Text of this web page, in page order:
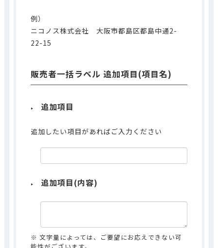
例）
ニコノス株式会社 大阪市都島区都島中通2-
22-15
販売者一括ラベル 追加項目(項目名)
追加項目
追加したい項目があればご入力ください
追加項目(内容)
※ 文字量によっては、ご要望にお応えできない可